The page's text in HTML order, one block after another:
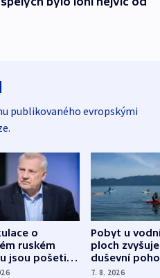
publikovaného evropskými
o
ruském
jsou pošetilé,
Pobyt u
ploch zvyšuje
duševní
ukázala
7. 8. 2026